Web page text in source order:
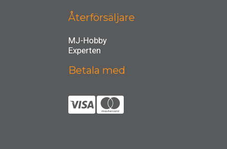
Återförsäljare
MJ-Hobby
Experten
Betala med